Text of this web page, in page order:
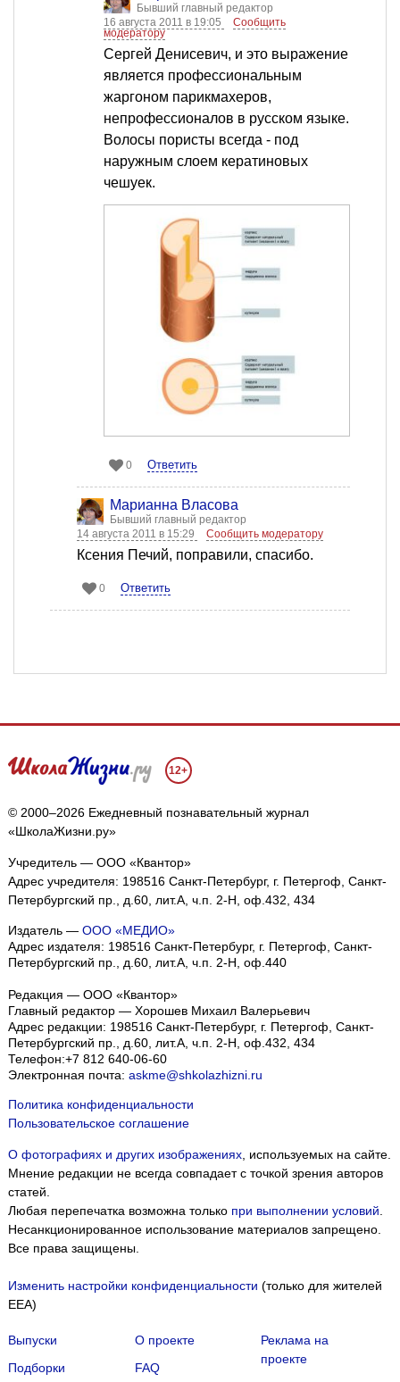
Бывший главный редактор
16 августа 2011 в 19:05
Сообщить
модератору
Сергей Денисевич, и это выражение
является профессиональным
жаргоном парикмахеров,
непрофессионалов в русском языке.
Волосы пористы всегда - под
наружным слоем кератиновых
чешуек.
0 Ответить
Марианна Власова
Бывший главный редактор
14 августа 2011 в 15:29
Сообщить модератору
Ксения Печий, поправили, спасибо.
0 Ответить
12+
© 2000–2026 Ежедневный познавательный журнал
«ШколаЖизни.ру»
Учредитель — ООО «Квантор»
Адрес учредителя: 198516 Санкт-Петербург, г. Петергоф, Санкт-
Петербургский пр., д.60, лит.А, ч.п. 2-Н, оф.432, 434
Издатель — ООО «МЕДИО»
Адрес издателя: 198516 Санкт-Петербург, г. Петергоф, Санкт-
Петербургский пр., д.60, лит.А, ч.п. 2-Н, оф.440
Редакция — ООО «Квантор»
Главный редактор — Хорошев Михаил Валерьевич
Адрес редакции: 198516 Санкт-Петербург, г. Петергоф Санкт-
Петербургский пр., д.60, лит.А, ч.п. 2-Н, оф.432, 434
Телефон:+7 812 640-06-60
Электронная почта: askme@shkolazhizni.ru
Политика конфиденциальности
Пользовательское соглашение
О фотографиях и других изображениях, используемых на сайте.
Мнение редакции не всегда совпадает с точкой зрения авторов
статей.
Любая перепечатка возможна только при выполнении условий
Несанкционированное использование материалов запрещено.
Все права защищены.
Изменить настройки конфиденциальности (только для жителей
EEA)
Выпуски
Подборки
О проекте
FAQ
Реклама на
проекте